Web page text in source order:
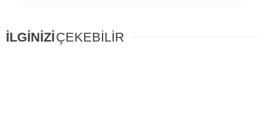
İLGİNİZİÇEKEBİLİR